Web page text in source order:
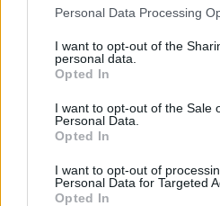
Please note that this website/app
not limited to your visit or usage
grant or deny consent to Google
use your data for below specified
consent section.
Personal Data Processing
I want to opt-out of the
personal data.
Opted In
I want to opt-out of the Sale
Personal Data.
Opted In
I want to opt-out of
Personal Data for Targeted
Opted In
A magyar lakások
legnagyobbot az
Kecskeméten is
lakásárak
Az Eurostat friss adatai szerint
emelkedtek a legnagyobb